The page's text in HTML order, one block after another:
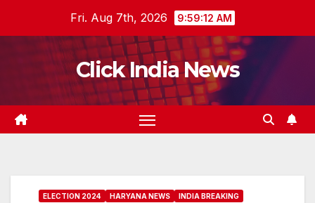
Fri. Aug 7th, 2026 9:59:13 AM
Click India News
ELECTION 2024 HARYANA NEWS INDIA BREAKING